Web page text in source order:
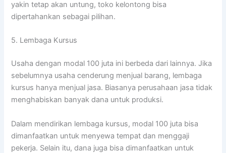
yakin tetap akan untung, toko kelontong bisa
dipertahankan sebagai pilihan.
5. Lembaga Kursus
Usaha dengan modal 100 juta ini berbeda dari lainnya. Jika
sebelumnya usaha cenderung menjual barang, lembaga
kursus hanya menjual jasa. Biasanya perusahaan jasa tidak
menghabiskan banyak dana untuk produksi.
Dalam mendirikan lembaga kursus, modal 100 juta bisa
dimanfaatkan untuk menyewa tempat dan menggaji
pekerja. Selain itu, dana juga bisa dimanfaatkan untuk